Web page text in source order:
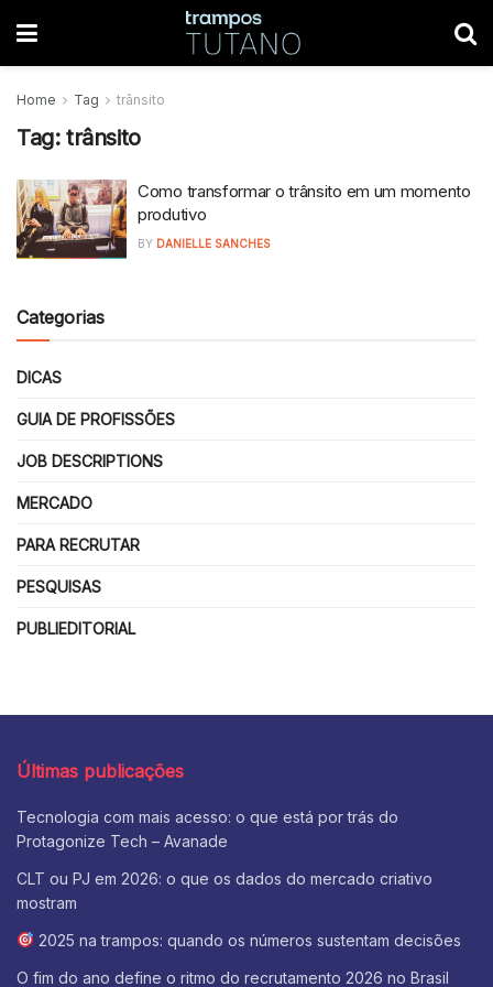
Home Tag trânsito
Tag: trânsito
Como transformar o trânsito em um momento
produtivo
BY DANIELLE SANCHES
Categorias
DICAS
GUIA DE PROFISSÕES
JOB DESCRIPTIONS
MERCADO
PARA RECRUTAR
PESQUISAS
PUBLIEDITORIAL
Últimas publicações
Tecnologia com mais acesso: o que está por trás do
Protagonize Tech – Avanade
CLT ou PJ em 2026: o que os dados do mercado criativo
mostram
2025 na trampos: quando os números sustentam decisões
O fim do ano define o ritmo do recrutamento 2026 no Brasil